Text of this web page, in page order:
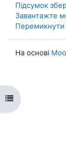
Відкритий
Підсумок
Завантажте
Перемикнути
На основі